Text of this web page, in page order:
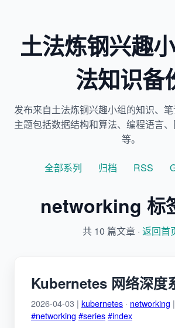
土法炼钢兴趣
法知识备
发布来自土法炼钢兴趣小组的知识、笔
主题包括数据结构和算法、编程语言
等。
全部系列 归档 RSS
networking 标
共 10 篇文章 · 返回首
Kubernetes 网络深度
2026-04-03 | kubernetes · networking |
#networking #series#index